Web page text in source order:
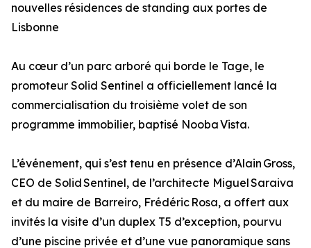
nouvelles résidences de standing aux portes de
Lisbonne
Au cœur d’un parc arboré qui borde le Tage, le
promoteur Solid Sentinel a officiellement lancé la
commercialisation du troisième volet de son
programme immobilier, baptisé Nooba Vista.
L’événement, qui s’est tenu en présence d’Alain Gross,
CEO de Solid Sentinel, de l’architecte Miguel Saraiva
et du maire de Barreiro, Frédéric Rosa, a offert aux
invités la visite d’un duplex T5 d’exception, pourvu
d’une piscine privée et d’une vue panoramique sans